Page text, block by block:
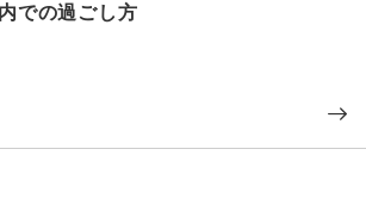
での過ごし方